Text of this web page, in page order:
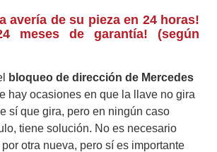
avería de su pieza en 24 horas!
meses de garantía! (según
bloqueo de dirección de Mercedes
hay ocasiones en que la llave no gira
sí que gira, pero en ningún caso
tiene solución. No es necesario
otra nueva, pero sí es importante